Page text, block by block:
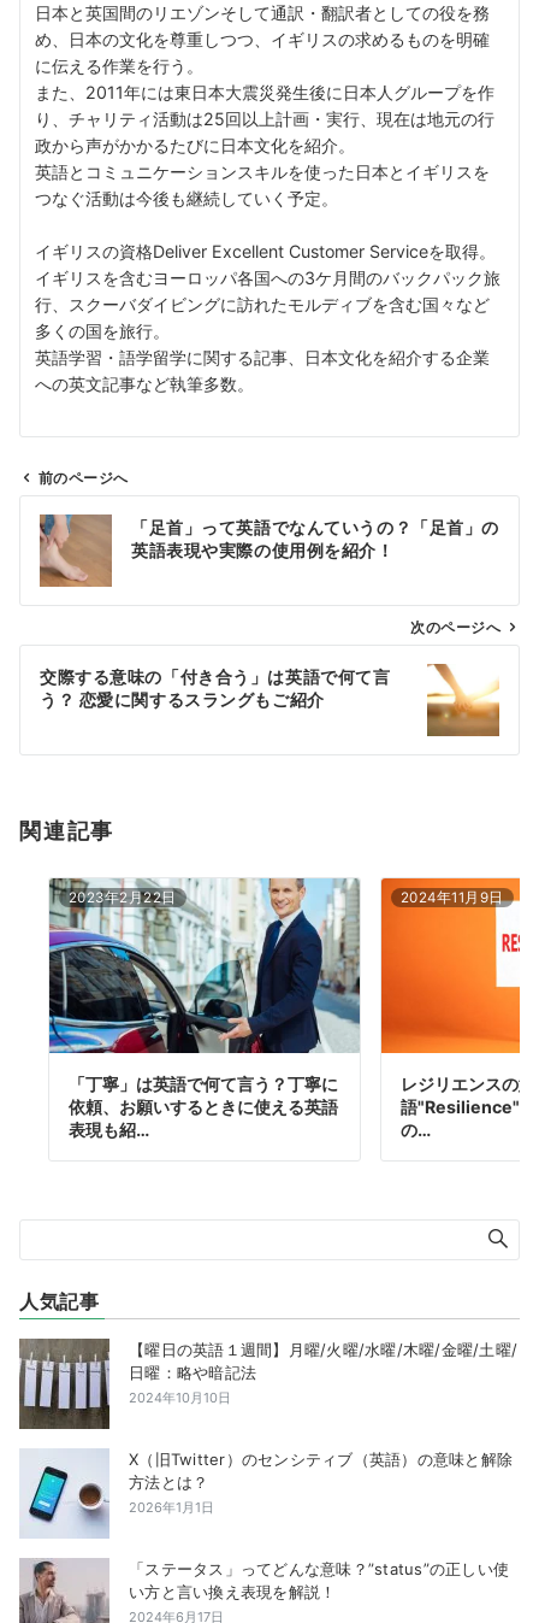
日本と英国間のリエゾンそして通訳・翻訳者としての役を務
め、日本の文化を尊重しつつ、イギリスの求めるものを明確
に伝える作業を行う。
また、2011年には東日本大震災発生後に日本人グループを作
り、チャリティ活動は25回以上計画・実行、現在は地元の行
政から声がかかるたびに日本文化を紹介。
英語とコミュニケーションスキルを使った日本とイギリスを
つなぐ活動は今後も継続していく予定。
イギリスの資格Deliver Excellent Customer Serviceを取得。
イギリスを含むヨーロッパ各国への3ケ月間のバックパック旅
行、スクーバダイビングに訪れたモルディブを含む国々など
多くの国を旅行。
英語学習・語学留学に関する記事、日本文化を紹介する企業
への英文記事など執筆多数。
ビ
ン
前のページへ
「足首」って英語でなんていうの？「足首」の
英語表現や実際の使用例を紹介！
次のページへ
交際する意味の「付き合う」は英語で何て言
う？ 恋愛に関するスラングもご紹介
関連記事
2023年2月22日
「丁寧」は英語で何て言う？丁寧に
依頼、お願いするときに使える英語
表現も紹…
2024年11月9日
レジリエンスの
語"Resilience"の
の…
人気記事
【曜日の英語１週間】月曜/火曜/水曜/木曜/金曜/土曜/
日曜：略や暗記法
2024年10月10日
X（旧Twitter）のセンシティブ（英語）の意味と解除
方法とは？
2026年1月1日
「ステータス」ってどんな意味？”status”の正しい使
い方と言い換え表現を解説！
2024年6月17日